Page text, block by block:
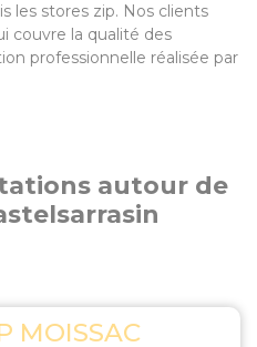
les stores zip. Nos clients
couvre la qualité des
professionnelle réalisée par
autour de
MOISSAC